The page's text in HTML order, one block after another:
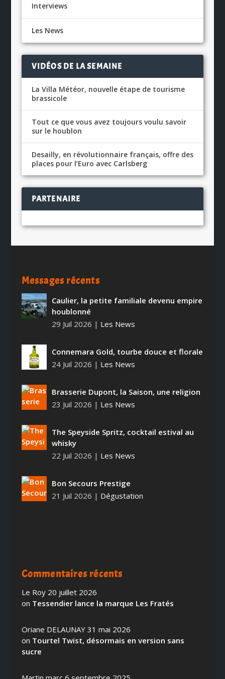
Interviews
Les News
VIDÉOS DE LA SEMAINE
La Villa Météor, nouvelle étape de tourisme
brassicole
Tout ce que vous avez toujours voulu savoir
sur le houblon
Desailly, en révolutionnaire français, offre des
places pour l’Euro avec Carlsberg
PARTENAIRE
Messages récents
Caulier, la petite familiale devenu empire
houblonné
29 Juil 2026 | Les News
Connemara Gold, tourbe douce et florale
24 Juil 2026 | Les News
Brasserie Dupont, la Saison, une religion
23 Juil 2026 | Les News
The Speyside Spritz, cocktail estival au
whisky
22 Juil 2026 | Les News
Bon Secours Prestige
21 Juil 2026 | Dégustation
Commentaires récents
Le Roy 20 juillet 2026
on Tessendier lance la marque Les Fratés
Oriane DELAUNAY 31 mai 2026
on Tourtel Twist, désormais en version sans
sucre